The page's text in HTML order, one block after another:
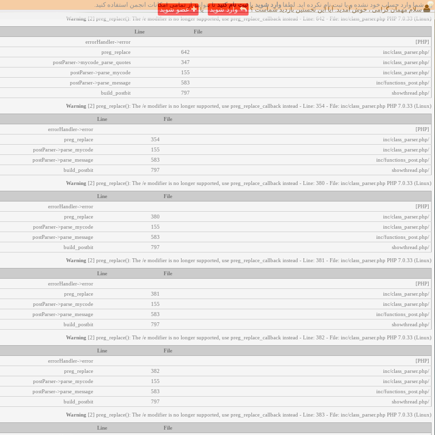
شما وارد حساب خود نشده و یا ثبت نام نکرده اید. لطفا وارد شوید یاثبت نام کنیدتا بتوانید از تمامی امکانات انجمن استفاده کنید. اخطار‌های زیر رخ داد:
Warning [2] preg_replace(): The /e modifier is no longer supported, use preg_replace_callback instead - Line: 642 - File: inc/class_parser.php PHP 7.0.33 (Linux)
File
Line
[PHP]
errorHandler->error
/inc/class_parser.php
642
preg_replace
/inc/class_parser.php
347
postParser->mycode_parse_quotes
/inc/class_parser.php
155
postParser->parse_mycode
/inc/functions_post.php
583
postParser->parse_message
/showthread.php
797
build_postbit
Warning [2] preg_replace(): The /e modifier is no longer supported, use preg_replace_callback instead - Line: 354 - File: inc/class_parser.php PHP 7.0.33 (Linux)
File
Line
[PHP]
errorHandler->error
/inc/class_parser.php
354
preg_replace
/inc/class_parser.php
155
postParser->parse_mycode
/inc/functions_post.php
583
postParser->parse_message
/showthread.php
797
build_postbit
Warning [2] preg_replace(): The /e modifier is no longer supported, use preg_replace_callback instead - Line: 380 - File: inc/class_parser.php PHP 7.0.33 (Linux)
File
Line
[PHP]
errorHandler->error
/inc/class_parser.php
380
preg_replace
/inc/class_parser.php
155
postParser->parse_mycode
/inc/functions_post.php
583
postParser->parse_message
/showthread.php
797
build_postbit
Warning [2] preg_replace(): The /e modifier is no longer supported, use preg_replace_callback instead - Line: 381 - File: inc/class_parser.php PHP 7.0.33 (Linux)
File
Line
[PHP]
errorHandler->error
/inc/class_parser.php
381
preg_replace
/inc/class_parser.php
155
postParser->parse_mycode
/inc/functions_post.php
583
postParser->parse_message
/showthread.php
797
build_postbit
Warning [2] preg_replace(): The /e modifier is no longer supported, use preg_replace_callback instead - Line: 382 - File: inc/class_parser.php PHP 7.0.33 (Linux)
File
Line
[PHP]
errorHandler->error
/inc/class_parser.php
382
preg_replace
/inc/class_parser.php
155
postParser->parse_mycode
/inc/functions_post.php
583
postParser->parse_message
/showthread.php
797
build_postbit
Warning [2] preg_replace(): The /e modifier is no longer supported, use preg_replace_callback instead - Line: 383 - File: inc/class_parser.php PHP 7.0.33 (Linux)
File
Line
سلام مهمان گرامی ، خوش آمدید. آیا این نخستین بازدید شماست ؟ وارد شوید یا عضو شوید